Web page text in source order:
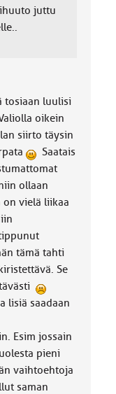
juttu
tosiaan luulisi
oikein
siirto täysin
Saatais
ollaan
vielä liikaa
tämä tahti
Se
lisiä saadaan
Esim jossain
pieni
vaihtoehtoja
saman